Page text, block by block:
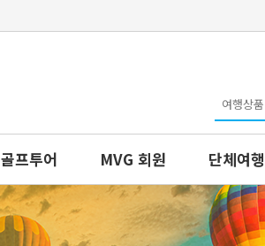
골프투어 MVG 회원 단체여